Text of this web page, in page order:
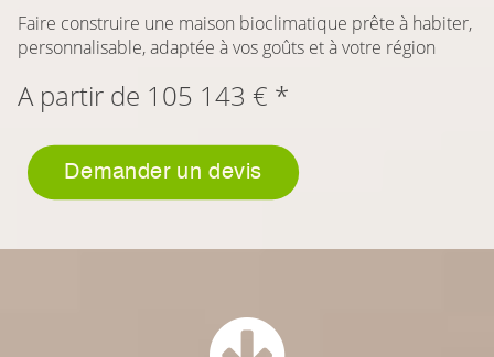
Faire construire une maison bioclimatique prête à habiter,
personnalisable, adaptée à vos goûts et à votre région
A partir de 105 143 € *
Demander un devis